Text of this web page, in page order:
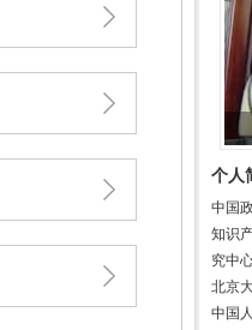
个人
中国
知识
究中
北京
中国